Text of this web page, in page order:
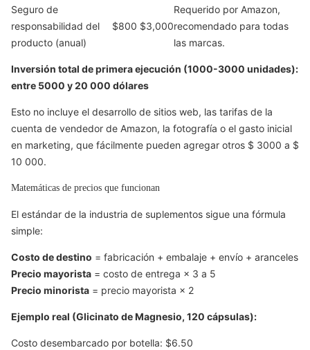
Seguro de
responsabilidad del
producto (anual)
$800 $3,000
Requerido por Amazon,
recomendado para todas
las marcas.
Inversión total de primera ejecución (1000-3000 unidades):
entre 5000 y 20 000 dólares
Esto no incluye el desarrollo de sitios web, las tarifas de la
cuenta de vendedor de Amazon, la fotografía o el gasto inicial
en marketing, que fácilmente pueden agregar otros $ 3000 a $
10 000.
Matemáticas de precios que funcionan
El estándar de la industria de suplementos sigue una fórmula
simple:
Costo de destino = fabricación + embalaje + envío + aranceles
Precio mayorista = costo de entrega × 3 a 5
Precio minorista = precio mayorista × 2
Ejemplo real (Glicinato de Magnesio, 120 cápsulas):
Costo desembarcado por botella: $6.50